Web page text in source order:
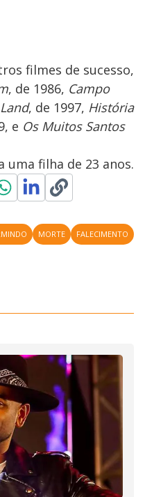
filmes de sucesso,
, de 1986, Campo
, de 1997, História
e Os Muitos Santos
filha de 23 anos.
MORTE
FALECIMENTO